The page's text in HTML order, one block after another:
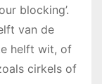
blocking’.
van de
helft wit, of
cirkels of